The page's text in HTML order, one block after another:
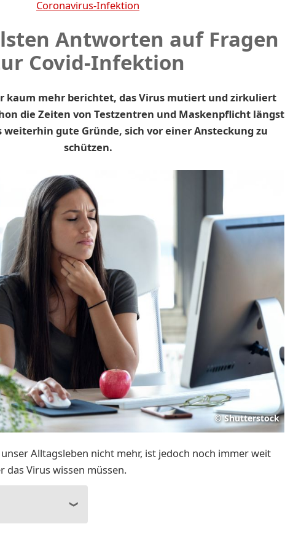
Coronavirus-Infektion
Antworten auf Fragen
Covid-Infektion
kaum mehr berichtet, das Virus mutiert und zirkuliert
die Zeiten von Testzentren und Maskenpflicht längst
weiterhin gute Gründe, sich vor einer Ansteckung zu
schützen.
© Shutterstock
Alltagsleben nicht mehr, ist jedoch noch immer weit
das Virus wissen müssen.